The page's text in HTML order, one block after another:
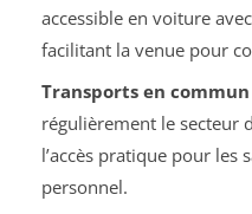
accessible en voiture
facilitant la venue pour
Transports en commun
régulièrement le secteur
l’accès pratique pour les
personnel.